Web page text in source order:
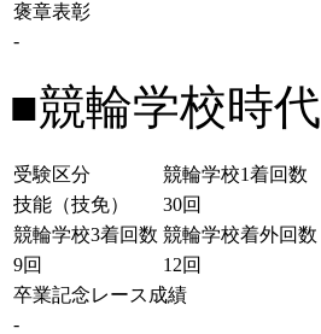
褒章表彰
-
■競輪学校時代
受験区分 競輪学校1着回数
技能（技免）
30回
競輪学校3着回数 競輪学校着外回数
9回
12回
卒業記念レース成績
-